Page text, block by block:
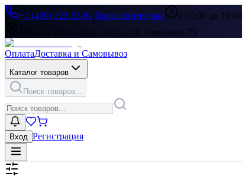
+7 (499) 322-33-86|Перезвоните мне
с 10:00 до 19:00
Москва, Пятницкое шоссе, 18, Павильон 73
ОплатаДоставка и Самовывоз
Каталог товаров
Поиск товаров...
Вход Регистрация